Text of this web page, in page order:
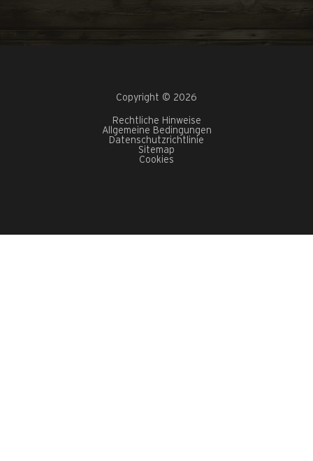
Copyright © 2026
Rechtliche Hinweise
Allgemeine Bedingungen
Datenschutzrichtlinie
Sitemap
Cookies